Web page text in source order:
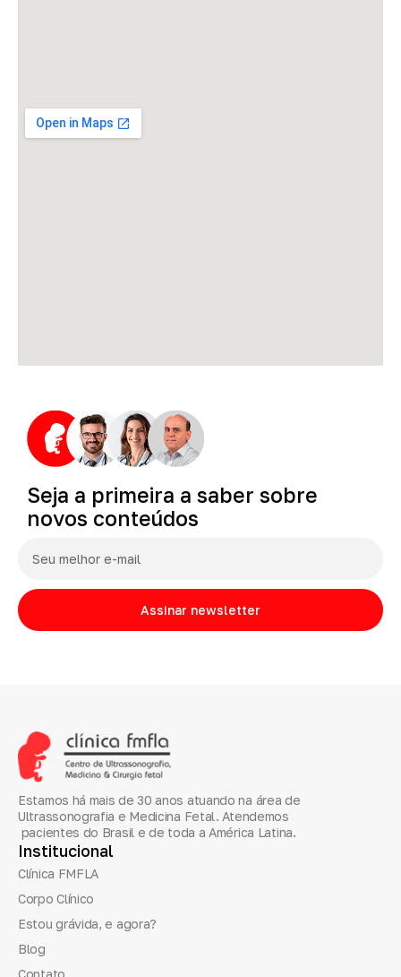
Seja a primeira a saber sobre
novos conteúdos
Assinar newsletter
Estamos há mais de 30 anos atuando na área de
Ultrassonografia e Medicina Fetal. Atendemos
pacientes do Brasil e de toda a América Latina.
Institucional
Clínica FMFLA
Corpo Clínico
Estou grávida, e agora?
Blog
Contato